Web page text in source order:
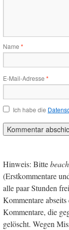
Name *
E-Mail-Adresse *
Ich habe die
Hinweis: Bitte
(Erstkommentare
alle paar Stunden
Kommentare
Kommentare, die
gelöscht. Wegen